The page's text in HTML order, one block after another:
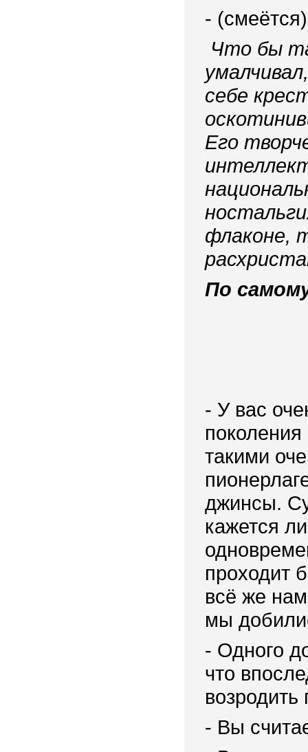
- (смеётся)
Что бы
себе
Его
флаконе,
По
- У вас
поколения
такими
джинсы.
кажется
проходит
всё же нам
мы
- Одного
что
- Вы